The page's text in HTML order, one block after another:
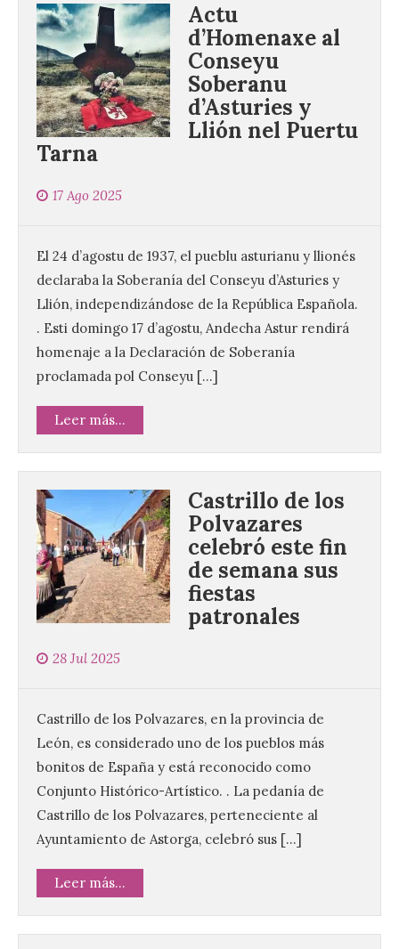
Actu
d’Homenaxe al
Conseyu
Soberanu
d’Asturies y
Llión nel Puertu
Tarna
17 Ago 2025
El 24 d’agostu de 1937, el pueblu asturianu y llionés
declaraba la Soberanía del Conseyu d’Asturies y
Llión, independizándose de la República Española.
. Esti domingo 17 d’agostu, Andecha Astur rendirá
homenaje a la Declaración de Soberanía
proclamada pol Conseyu […]
Leer más...
Castrillo de los
Polvazares
celebró este fin
de semana sus
fiestas
patronales
28 Jul 2025
Castrillo de los Polvazares, en la provincia de
León, es considerado uno de los pueblos más
bonitos de España y está reconocido como
Conjunto Histórico-Artístico. . La pedanía de
Castrillo de los Polvazares, perteneciente al
Ayuntamiento de Astorga, celebró sus […]
Leer más...